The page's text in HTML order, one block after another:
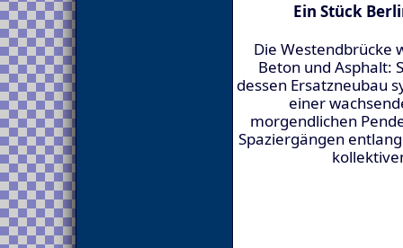
Ein Stück
Die Westendbrücke
Beton und Asphalt:
dessen Ersatzneubau
einer
morgendlichen
Spaziergängen